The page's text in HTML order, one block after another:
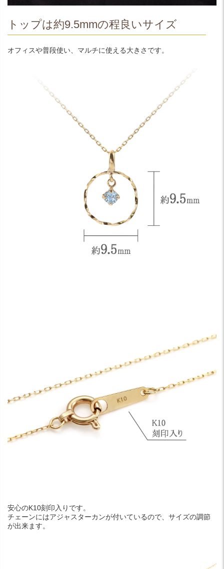
トップは約9.5mmの程良いサイズ
オフィスや普段使い、マルチに使える大きさです。
安心のK10刻印入りです。
チェーンにはアジャスターカンが付いているので、サイズの調節
が出来ます。